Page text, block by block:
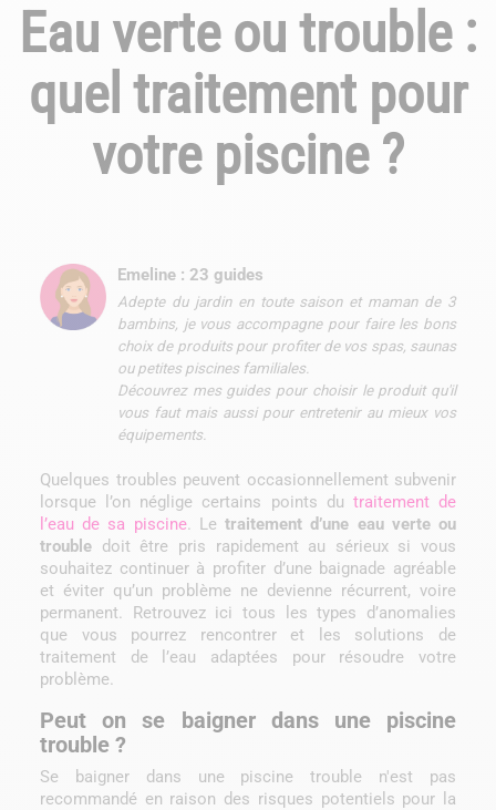
Eau verte ou trouble :
quel traitement pour
votre piscine ?
Emeline : 23 guides
Adepte du jardin en toute saison et maman de 3
bambins, je vous accompagne pour faire les bons
choix de produits pour profiter de vos spas, saunas
ou petites piscines familiales.
Découvrez mes guides pour choisir le produit qu'il
vous faut mais aussi pour entretenir au mieux vos
équipements.
Quelques troubles peuvent occasionnellement subvenir
lorsque l’on néglige certains points du traitement de
l’eau de sa piscine. Letraitement d’une eau verte ou
trouble doit être pris rapidement au sérieux si vous
souhaitez continuer à profiter d’une baignade agréable
et éviter qu’un problème ne devienne récurrent, voire
permanent. Retrouvez ici tous les types d’anomalies
que vous pourrez rencontrer et les solutions de
traitement de l’eau adaptées pour résoudre votre
problème.
Peut on se baigner dans une piscine
trouble ?
Se baigner dans une piscine trouble n'est pas
recommandé en raison des risques potentiels pour la